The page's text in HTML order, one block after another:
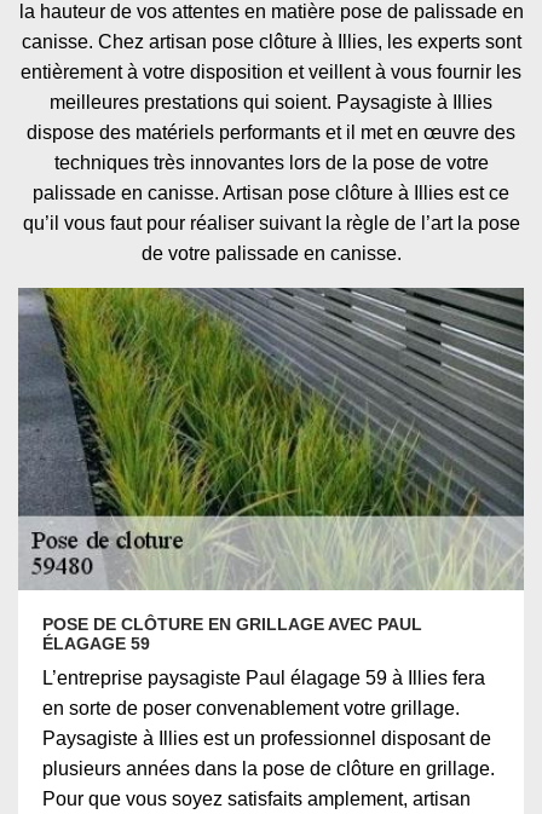
la hauteur de vos attentes en matière pose de palissade en
canisse. Chez artisan pose clôture à Illies, les experts sont
entièrement à votre disposition et veillent à vous fournir les
meilleures prestations qui soient. Paysagiste à Illies
dispose des matériels performants et il met en œuvre des
techniques très innovantes lors de la pose de votre
palissade en canisse. Artisan pose clôture à Illies est ce
qu’il vous faut pour réaliser suivant la règle de l’art la pose
de votre palissade en canisse.
POSE DE CLÔTURE EN GRILLAGE AVEC PAUL
ÉLAGAGE 59
L’entreprise paysagiste Paul élagage 59 à Illies fera
en sorte de poser convenablement votre grillage.
Paysagiste à Illies est un professionnel disposant de
plusieurs années dans la pose de clôture en grillage.
Pour que vous soyez satisfaits amplement, artisan